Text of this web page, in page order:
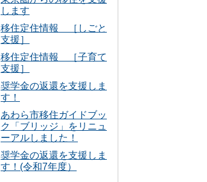
します
移住定住情報 ［しごと
支援］
移住定住情報 ［子育て
支援］
奨学金の返還を支援しま
す！
あわら市移住ガイドブッ
ク「ブリッジ」をリニュ
ーアルしました！
奨学金の返還を支援しま
す！(令和7年度）